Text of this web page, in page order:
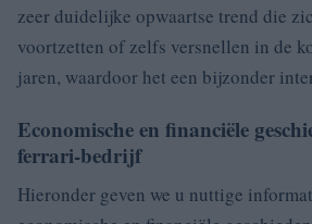
zeer duidelijke opwaartse trend die
voortzetten of zelfs versnellen in de
jaren, waardoor het een bijzonder
Economische en financiële
ferrari-bedrijf
Hieronder geven we u nuttige